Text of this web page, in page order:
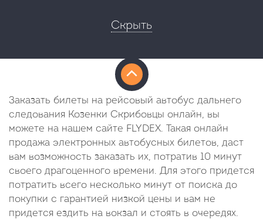
Скрыть
Заказать билеты на рейсовый автобус дальнего
следования Козенки Скрибовцы онлайн, вы
можете на нашем сайте FLYDEX. Такая онлайн
продажа электронных автобусных билетов, даст
вам возможность заказать их, потратив 10 минут
своего драгоценного времени. Для этого придется
потратить всего несколько минут от поиска до
покупки с гарантией низкой цены и вам не
придется ездить на вокзал и стоять в очередях.